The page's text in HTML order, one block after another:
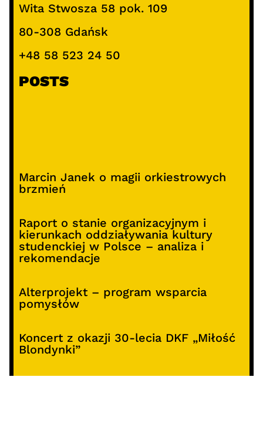
Wita Stwosza 58 pok. 109
80-308 Gdańsk
+48 58 523 24 50
POSTS
Marcin Janek o magii orkiestrowych
brzmień
Raport o stanie organizacyjnym i
kierunkach oddziaływania kultury
studenckiej w Polsce – analiza i
rekomendacje
Alterprojekt – program wsparcia
pomysłów
Koncert z okazji 30-lecia DKF „Miłość
Blondynki”